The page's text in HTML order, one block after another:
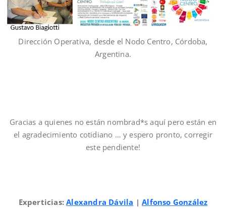
Dirección Operativa, desde el Nodo Centro, Córdoba,
Argentina.
Gracias a quienes no están nombrad*s aquí pero están en
el agradecimiento cotidiano … y espero pronto, corregir
este pendiente!
Experticias: Alexandra Dávila |Alfonso González